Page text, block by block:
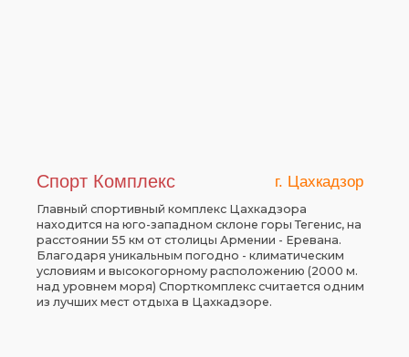
Спорт Комплекс г. Цахкадзор
Главный спортивный комплекс Цаxкадзора
находится на юго-западном склоне горы Тегенис, на
расстоянии 55 км от столицы Армении - Еревана.
Благодаря уникальным погодно - климатическим
условиям и высокогорному расположению (2000 м.
над уровнем моря) Спорткомплекс считается одним
из лучших мест отдыха в Цахкадзоре.